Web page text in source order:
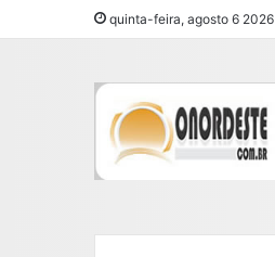
quinta-feira, agosto 6 2026